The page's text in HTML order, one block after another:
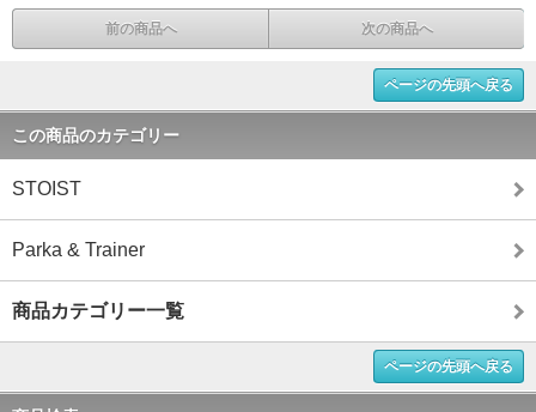
前の商品へ 次の商品へ
ページの先頭へ戻る
この商品のカテゴリー
STOIST
Parka & Trainer
商品カテゴリー一覧
ページの先頭へ戻る